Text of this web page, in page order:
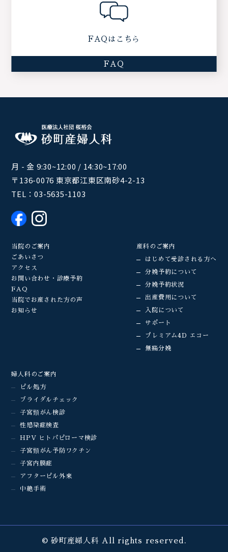
FAQはこちら
FAQ
月 - 金 9:30~12:00 / 14:30~17:00
〒136-0076 東京都江東区南砂4-2-13
TEL：03-5635-1103
当院のご案内
ごあいさつ
アクセス
お問い合わせ・診療予約
FAQ
当院でお産された方の声
お知らせ
産科のご案内
はじめて受診される方へ
分娩予約について
分娩予約状況
出産費用について
入院について
サポート
プレミアム4D エコー
無痛分娩
婦人科のご案内
ピル処方
ブライダルチェック
子宮頸がん検診
性感染症検査
HPV ヒトパピローマ検診
子宮頸がん予防ワクチン
子宮内膜症
アフターピル外来
中絶手術
© 砂町産婦人科 All rights reserved.